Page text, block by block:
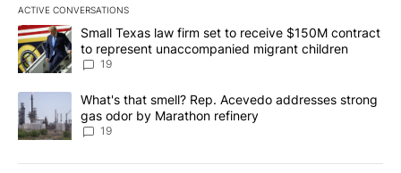
ACTIVE CONVERSATIONS
The following is a list of the most commented articles in the last
A trending article titled "Small Texas law firm set to receive
Small Texas law firm set to receive $150M contract
to represent unaccompanied migrant children
19
A trending article titled "What's that smell? Rep. Acevedo
What's that smell? Rep. Acevedo addresses strong
gas odor by Marathon refinery
19